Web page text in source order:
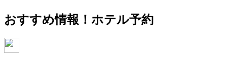
おすすめ情報！ ホテル予約